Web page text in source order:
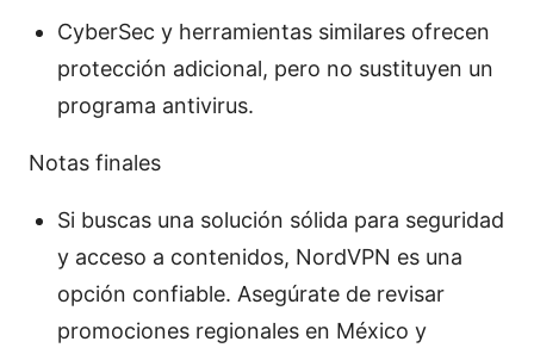
CyberSec y herramientas similares ofrecen
protección adicional, pero no sustituyen un
programa antivirus.
Notas finales
Si buscas una solución sólida para seguridad
y acceso a contenidos, NordVPN es una
opción confiable. Asegúrate de revisar
promociones regionales en México y